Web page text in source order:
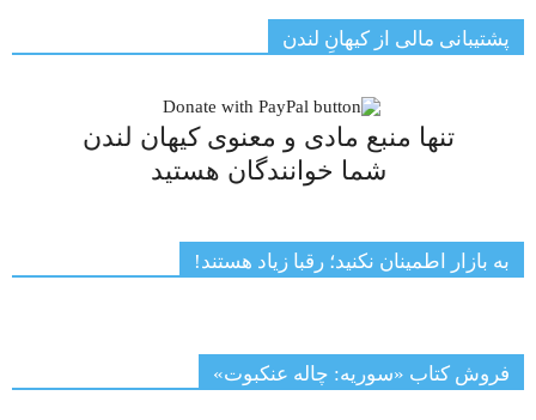
پشتیبانی مالی از کیهانِ لندن
تنها منبع مادی و معنوی کیهان لندن
شما خوانندگان هستید
به بازار اطمینان نکنید؛ رقبا زیاد هستند!
فروش کتاب «سوریه: چاله عنکبوت»